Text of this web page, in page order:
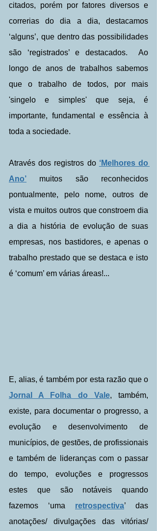
citados, porém por fatores diversos e
correrias do dia a dia, destacamos
‘alguns’, que dentro das possibilidades
são ‘registrados’ e destacados.  Ao
longo de anos de trabalhos sabemos
que o trabalho de todos, por mais
'singelo e simples' que seja, é
importante, fundamental e essência à
toda a sociedade.
Através dos registros do ‘Melhores do
Ano’ muitos são reconhecidos
pontualmente, pelo nome, outros de
vista e muitos outros que constroem dia
a dia a história de evolução de suas
empresas, nos bastidores, e apenas o
trabalho prestado que se destaca e isto
é ‘comum’ em várias áreas!...
Jornal A Folha do Vale, também,
existe, para documentar o progresso, a
evolução e desenvolvimento de
municípios, de gestões, de profissionais
e também de lideranças com o passar
do tempo, evoluções e progressos
estes que são notáveis quando
fazemos ‘uma retrospectiva’ das
anotações/ divulgações das vitórias/